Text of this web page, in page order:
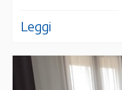
Leggi